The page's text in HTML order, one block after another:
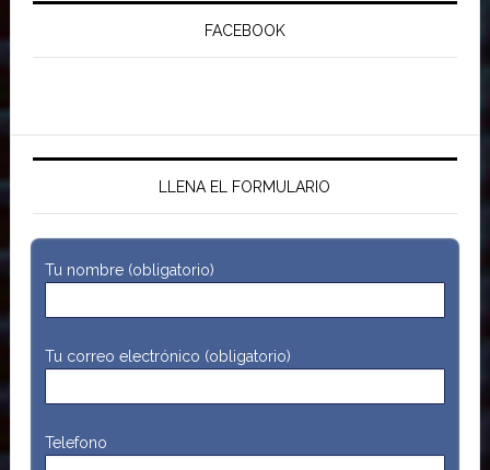
FACEBOOK
LLENA EL FORMULARIO
Tu nombre (obligatorio)
Tu correo electrónico (obligatorio)
Telefono